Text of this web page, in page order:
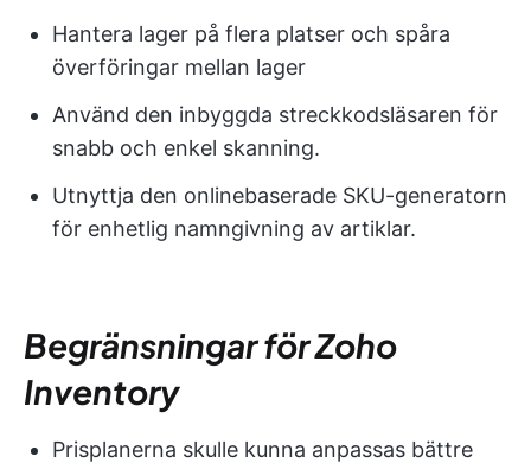
Hantera lager på flera platser och spåra
överföringar mellan lager
Använd den inbyggda streckkodsläsaren för
snabb och enkel skanning.
Utnyttja den onlinebaserade SKU-generatorn
för enhetlig namngivning av artiklar.
Begränsningar för Zoho
Inventory
Prisplanerna skulle kunna anpassas bättre